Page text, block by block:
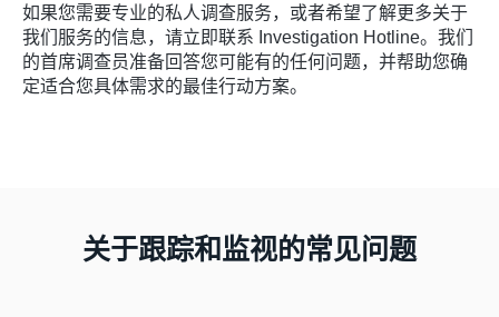
如果您需要专业的私人调查服务，或者希望了解更多关于
我们服务的信息，请立即联系 Investigation Hotline。我们
的首席调查员准备回答您可能有的任何问题，并帮助您确
定适合您具体需求的最佳行动方案。
关于跟踪和监视的常见问题